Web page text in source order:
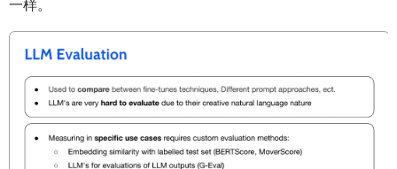
一样。